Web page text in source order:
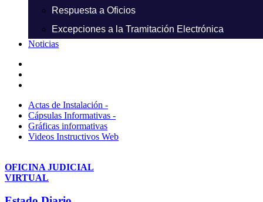
Respuesta a Oficios
Excepciones a la Tramitación Electrónica
Noticias
Actas de Instalación -
Cápsulas Informativas -
Gráficas informativas
Videos Instructivos Web
OFICINA JUDICIAL
VIRTUAL